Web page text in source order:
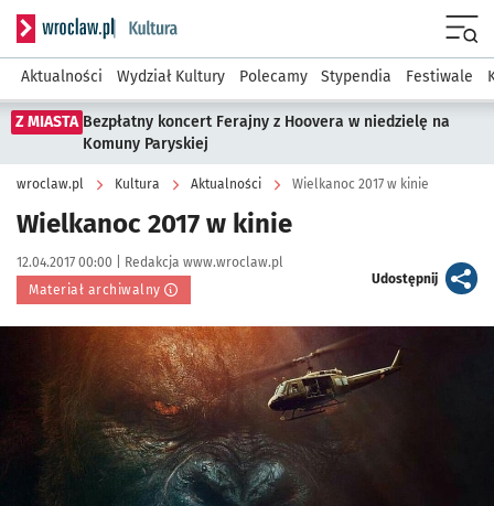
Serwis informacyjny wroclaw.pl podserwis: Kultura
Aktualności Wydział Kultury Polecamy Stypendia Festiwale
Z MIASTA Bezpłatny koncert Ferajny z Hoovera w niedzielę na
Komuny Paryskiej
wroclaw.pl Kultura Aktualności Wielkanoc 2017 w kinie
Wielkanoc 2017 w kinie
Data publikacji:
12.04.2017 00:00 | Autor:
Redakcja www.wroclaw.pl
Materiał archiwalny
Udostępnijartykuł
Kliknij, aby powiększyć